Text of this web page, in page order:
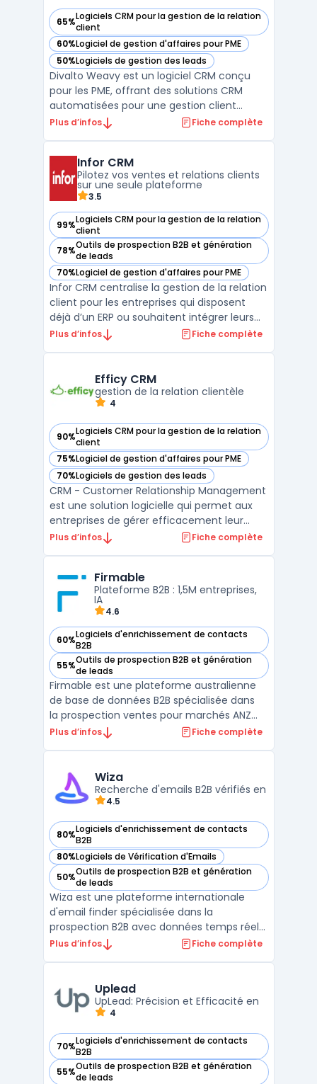
65%Logiciels CRM pour la gestion de la relation
client
— voir Divalto weavy dans cette catégorie
60%Logiciel de gestion d'affaires pour PME
— voir Divalto weavy dans cette catégorie
50%Logiciels de gestion des leads
— voir Divalto weavy dans cette catégorie
Divalto Weavy est un logiciel CRM conçu
pour les PME, offrant des solutions CRM
automatisées pour une gestion client
efficace. Il permet une communication
Grâce à ses techniques de gestion et de
suivi des leads, Divalto Weavy ...
Plus d’infos Fiche complète
Infor CRM
Pilotez vos ventes et relations clients
sur une seule plateforme
3.5
99%Logiciels CRM pour la gestion de la relation
client
— voir Infor CRM dans cette catégorie
78%Outils de prospection B2B et génération
de leads
— voir Infor CRM dans cette catégorie
70%Logiciel de gestion d'affaires pour PME
— voir Infor CRM dans cette catégorie
Infor CRM centralise la gestion de la relation
client pour les entreprises qui disposent
déjà d’un ERP ou souhaitent intégrer leurs
flux commerciaux et services. Ce logiciel
suivi des clients sur toute la durée du cycl ...
Plus d’infos Fiche complète
Efficy CRM
gestion de la relation clientèle
4
90%Logiciels CRM pour la gestion de la relation
client
— voir Efficy CRM dans cette catégorie
75%Logiciel de gestion d'affaires pour PME
— voir Efficy CRM dans cette catégorie
70%Logiciels de gestion des leads
— voir Efficy CRM dans cette catégorie
CRM - Customer Relationship Management
est une solution logicielle qui permet aux
entreprises de gérer efficacement leur
relation client. Efficy CRM est l’un des
relation client tout-en-un pour les PME et
grandes entrep ...
Plus d’infos Fiche complète
Firmable
Plateforme B2B : 1,5M entreprises,
IA
4.6
60%Logiciels d'enrichissement de contacts
B2B
— voir Firmable dans cette catégorie
55%Outils de prospection B2B et génération
de leads
— voir Firmable dans cette catégorie
Firmable est une plateforme australienne
de base de données B2B spécialisée dans
la prospection ventes pour marchés ANZ
(Australie, Nouvelle-Zélande). Elle centralise
(localisation, secteur, effectifs, ...
Plus d’infos Fiche complète
Wiza
Recherche d'emails B2B vérifiés en
4.5
80%Logiciels d'enrichissement de contacts
B2B
— voir Wiza dans cette catégorie
80%Logiciels de Vérification d'Emails
— voir Wiza dans cette catégorie
50%Outils de prospection B2B et génération
de leads
— voir Wiza dans cette catégorie
Wiza est une plateforme internationale
d'email finder spécialisée dans la
prospection B2B avec données temps réel
vérifiées. Elle centralise 850M+ prospects
multiples. La solution propose une&nb ...
Plus d’infos Fiche complète
Uplead
UpLead: Précision et Efficacité en
4
70%Logiciels d'enrichissement de contacts
B2B
— voir Uplead dans cette catégorie
55%Outils de prospection B2B et génération
de leads
— voir Uplead dans cette catégorie